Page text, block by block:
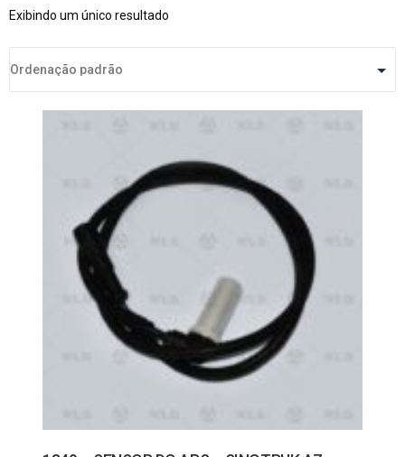
Exibindo um único resultado